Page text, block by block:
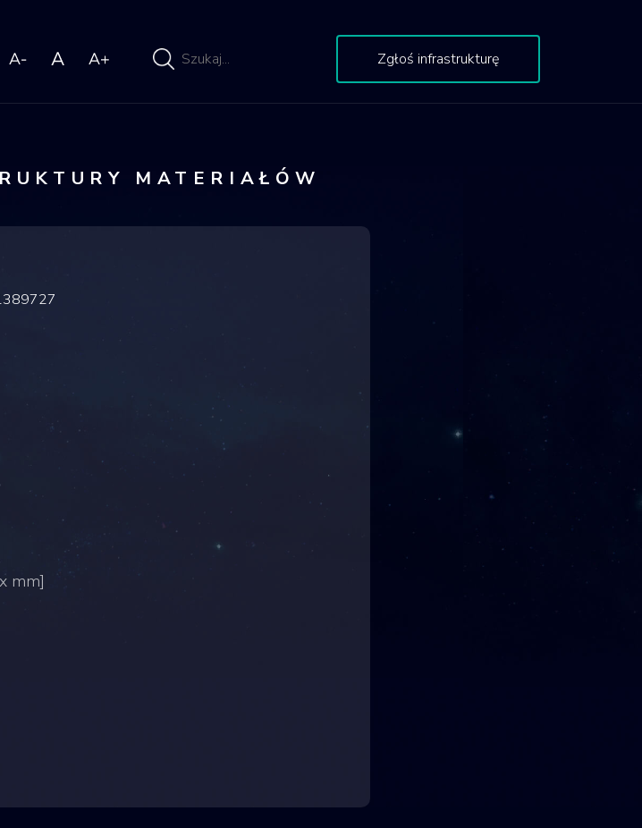
Wpisz
Zgłoś infrastrukturę
MATERIAŁÓW
mm]